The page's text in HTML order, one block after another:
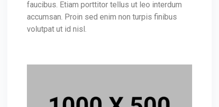
faucibus. Etiam porttitor tellus ut leo interdum
accumsan. Proin sed enim non turpis finibus
volutpat ut id nisl.